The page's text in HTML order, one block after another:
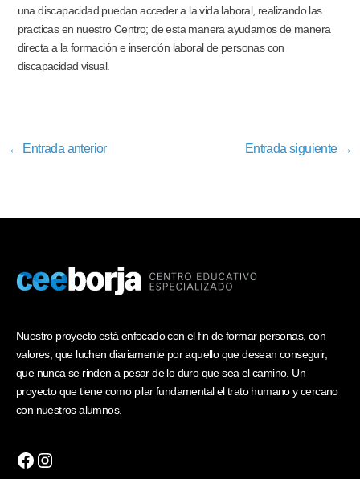
una discapacidad puedan acceder a la vida laboral, realizando las
practicas en nuestro Centro; de esta manera ayudamos de manera
directa a la formación e inserción laboral de personas con
discapacidad visual.
← Entrada anterior Entrada siguiente →
Nuestro proyecto está enfocado con el fin de formar personas, con
valores, que luchen diariamente por aquello que desean conseguir,
que nunca se rinden a pesar de lo duro que sea el camino. Un
proyecto que tiene como pilar fundamental el trato humano y cercano
con nuestros alumnos.